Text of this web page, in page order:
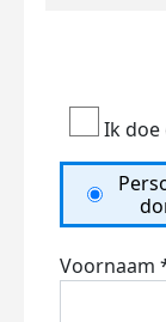
Ik doe
Voornaam